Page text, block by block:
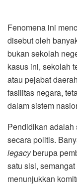
Fenomena ini
disebut oleh
bukan sekolah
kasus ini, sekolah
atau pejabat
fasilitas negara,
dalam sistem
Pendidikan adalah
secara politis.
legacyberupa
satu sisi,
menunjukkan